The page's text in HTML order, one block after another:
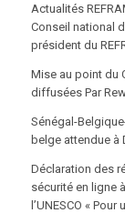
Actualités
Conseil national
président du
Mise au point du
diffusées Par
Sénégal-
belge attendue à
Déclaration des
sécurité en ligne
l’UNESCO «